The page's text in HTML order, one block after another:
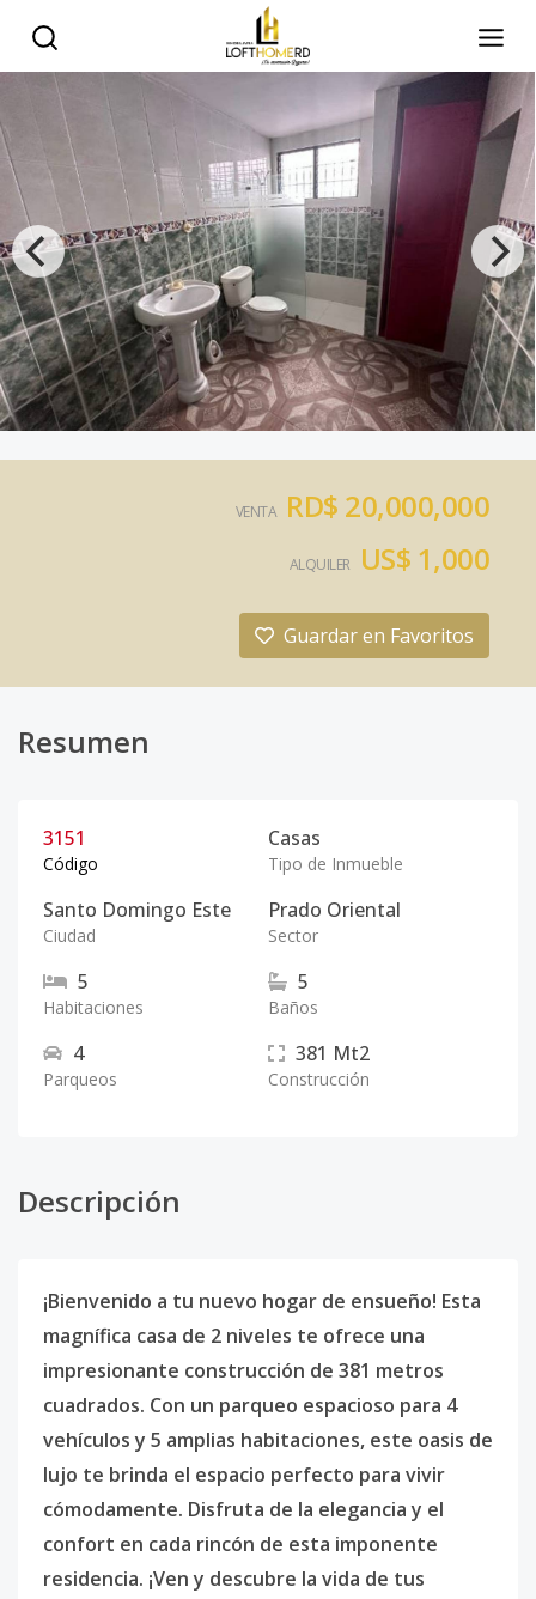
VENTA RD$ 20,000,000
ALQUILER US$ 1,000
Guardar en Favoritos
Resumen
3151
Código
Casas
Tipo de Inmueble
Santo Domingo Este
Ciudad
Prado Oriental
Sector
5
Habitaciones
5
Baños
4
Parqueos
381 Mt2
Construcción
Descripción
¡Bienvenido a tu nuevo hogar de ensueño! Esta
magnífica casa de 2 niveles te ofrece una
impresionante construcción de 381 metros
cuadrados. Con un parqueo espacioso para 4
vehículos y 5 amplias habitaciones, este oasis de
lujo te brinda el espacio perfecto para vivir
cómodamente. Disfruta de la elegancia y el
confort en cada rincón de esta imponente
residencia. ¡Ven y descubre la vida de tus